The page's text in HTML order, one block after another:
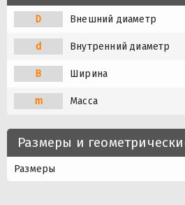
D Внешний диаметр
d Внутренний диаметр
B Ширина
m Масса
Размеры и
Размеры